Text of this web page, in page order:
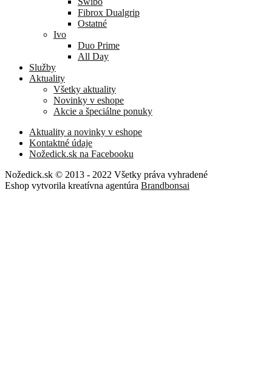
Fibrox Dualgrip
Ostatné
Ivo
Duo Prime
All Day
Služby
Aktuality
Všetky aktuality
Novinky v eshope
Akcie a špeciálne ponuky
Aktuality a novinky v eshope
Kontaktné údaje
Nožedick.sk na Facebooku
Nožedick.sk © 2013 - 2022 Všetky práva vyhradené
Eshop vytvorila kreatívna agentúra Brandbonsai